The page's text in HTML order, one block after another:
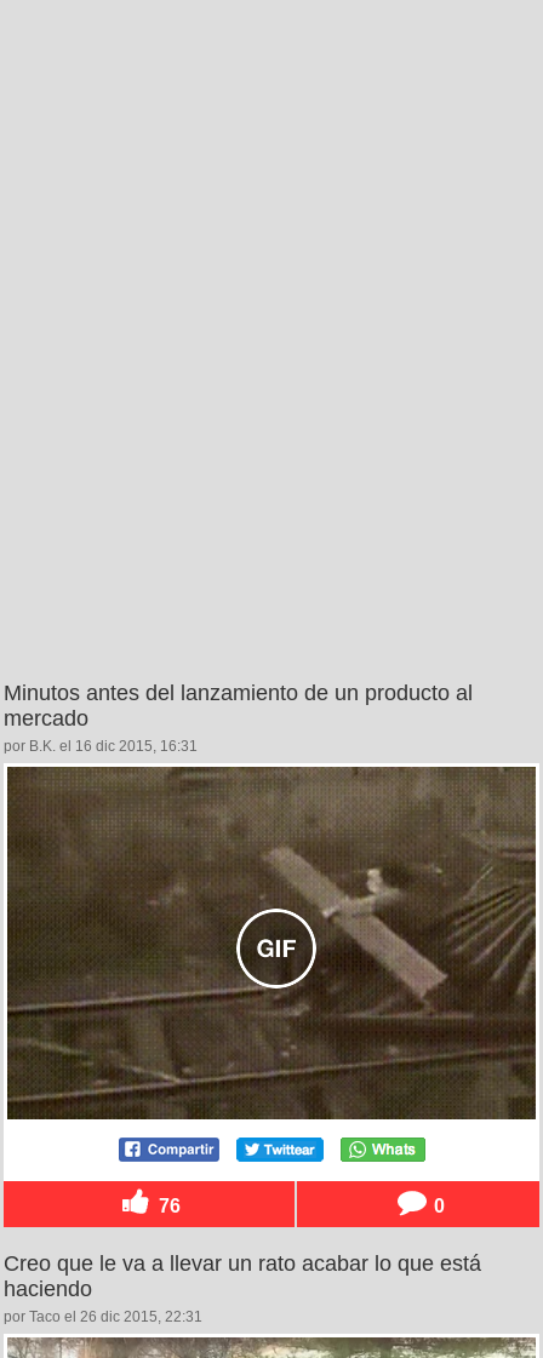
Minutos antes del lanzamiento de un producto al
mercado
por B.K. el 16 dic 2015, 16:31
76 0
Creo que le va a llevar un rato acabar lo que está
haciendo
por Taco el 26 dic 2015, 22:31